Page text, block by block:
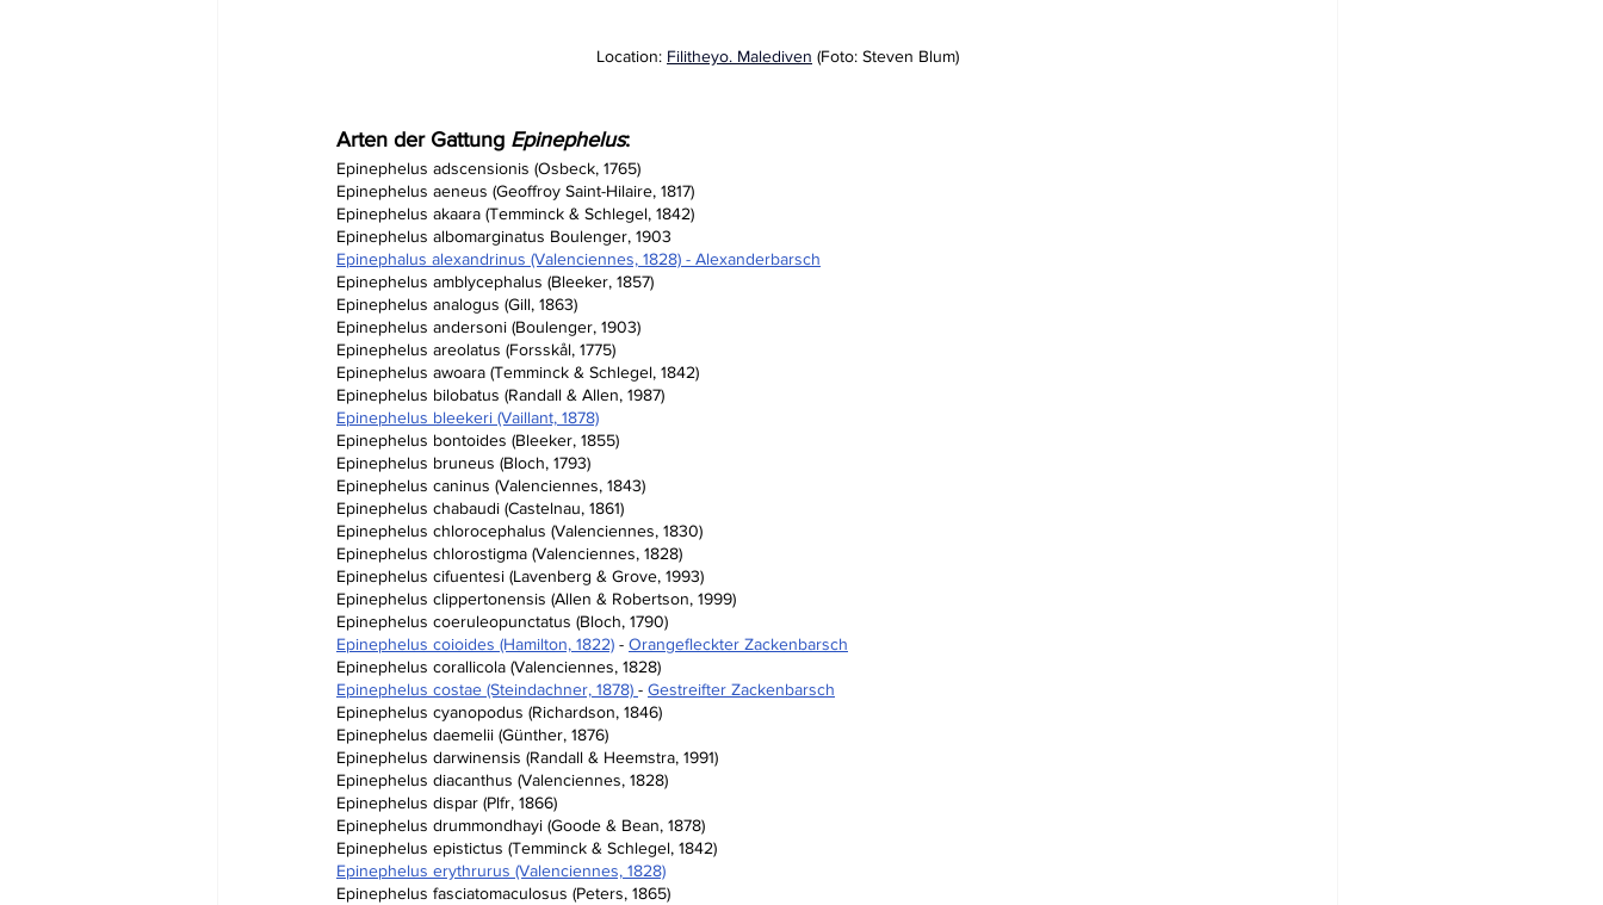
Location: Filitheyo. Malediven (Foto: Steven Blum)
Arten der Gattung Epinephelus:
Epinephelus adscensionis (Osbeck, 1765)
Epinephelus aeneus (Geoffroy Saint-Hilaire, 1817)
Epinephelus akaara (Temminck & Schlegel, 1842)
Epinephelus albomarginatus Boulenger, 1903
Epinephalus alexandrinus (Valenciennes, 1828) - Alexanderbarsch
Epinephelus amblycephalus (Bleeker, 1857)
Epinephelus analogus (Gill, 1863)
Epinephelus andersoni (Boulenger, 1903)
Epinephelus areolatus (Forsskål, 1775)
Epinephelus awoara (Temminck & Schlegel, 1842)
Epinephelus bilobatus (Randall & Allen, 1987)
Epinephelus bleekeri (Vaillant, 1878)
Epinephelus bontoides (Bleeker, 1855)
Epinephelus bruneus (Bloch, 1793)
Epinephelus caninus (Valenciennes, 1843)
Epinephelus chabaudi (Castelnau, 1861)
Epinephelus chlorocephalus (Valenciennes, 1830)
Epinephelus chlorostigma (Valenciennes, 1828)
Epinephelus cifuentesi (Lavenberg & Grove, 1993)
Epinephelus clippertonensis (Allen & Robertson, 1999)
Epinephelus coeruleopunctatus (Bloch, 1790)
Epinephelus coioides (Hamilton, 1822) - Orangefleckter Zackenbarsch
Epinephelus corallicola (Valenciennes, 1828)
Epinephelus costae (Steindachner, 1878) - Gestreifter Zackenbarsch
Epinephelus cyanopodus (Richardson, 1846)
Epinephelus daemelii (Günther, 1876)
Epinephelus darwinensis (Randall & Heemstra, 1991)
Epinephelus diacanthus (Valenciennes, 1828)
Epinephelus dispar (Plfr, 1866)
Epinephelus drummondhayi (Goode & Bean, 1878)
Epinephelus epistictus (Temminck & Schlegel, 1842)
Epinephelus erythrurus (Valenciennes, 1828)
Epinephelus fasciatomaculosus (Peters, 1865)